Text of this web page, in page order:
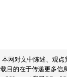
本网对文中陈述、观
目的在于传递更多